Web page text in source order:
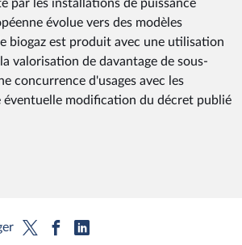
par les installations de puissance
évolue vers des modèles
biogaz est produit avec une utilisation
valorisation de davantage de sous-
concurrence d'usages avec les
modification du décret publié